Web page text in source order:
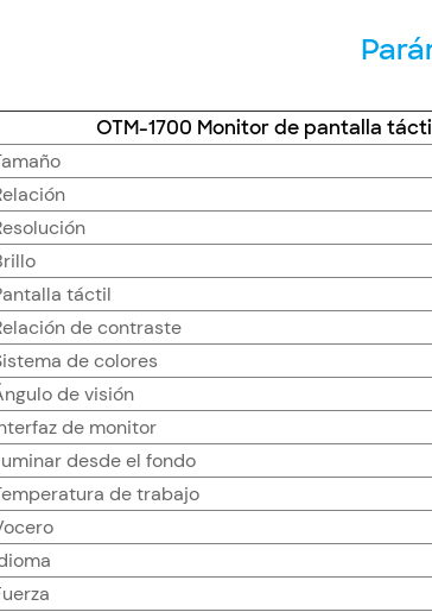
OTM-1700 Monitor de pantalla
táctil
de contraste
de colores
de visión
de monitor
desde el fondo
de trabajo